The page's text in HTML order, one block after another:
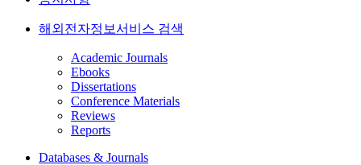
해외전자정보서비스 검색
Academic Journals
Ebooks
Dissertations
Conference Materials
Reviews
Reports
Databases & Journals